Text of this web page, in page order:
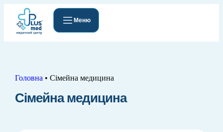
Меню
Головна • Сімейна медицина
Сімейна медицина